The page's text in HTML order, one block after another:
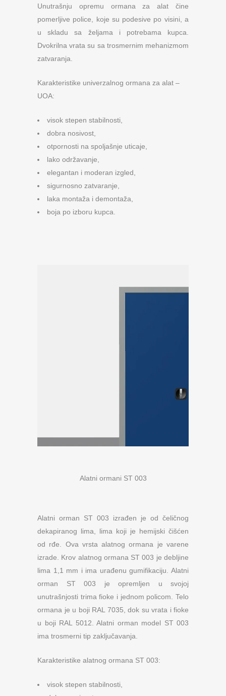
Unutrašnju opremu ormana za alat čine
pomerljive police, koje su podesive po visini, a
u skladu sa željama i potrebama kupca.
Dvokrilna vrata su sa trosmernim mehanizmom
zatvaranja.
Karakteristike univerzalnog ormana za alat –
UOA:
visok stepen stabilnosti,
dobra nosivost,
otpornosti na spoljašnje uticaje,
lako održavanje,
elegantan i moderan izgled,
sigurnosno zatvaranje,
laka montaža i demontaža,
boja po izboru kupca.
Alatni ormani ST 003
Alatni orman ST 003 izrađen je od čeličnog
dekapiranog lima, lima koji je hemijski čišćen
od rđe. Ova vrsta alatnog ormana je varene
izrade. Krov alatnog ormana ST 003 je debljine
lima 1,1 mm i ima urađenu gumifikaciju. Alatni
orman ST 003 je opremljen u svojoj
unutrašnjosti trima fioke i jednom policom. Telo
ormana je u boji RAL 7035, dok su vrata i fioke
u boji RAL 5012. Alatni orman model ST 003
ima trosmerni tip zaključavanja.
Karakteristike alatnog ormana ST 003:
visok stepen stabilnosti,